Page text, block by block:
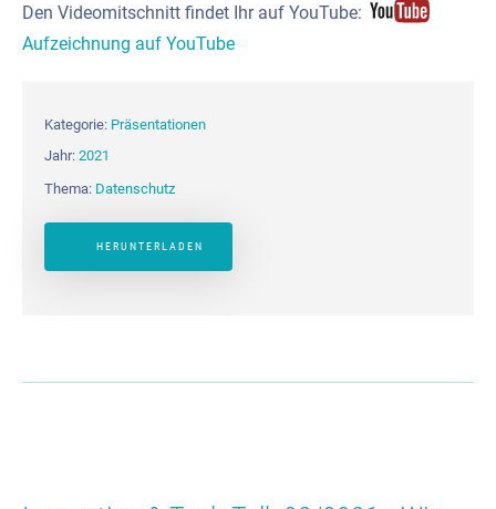
Den Videomitschnitt findet Ihr auf YouTube:
Aufzeichnung auf YouTube
Kategorie: Präsentationen
Jahr: 2021
Thema: Datenschutz
HERUNTERLADEN